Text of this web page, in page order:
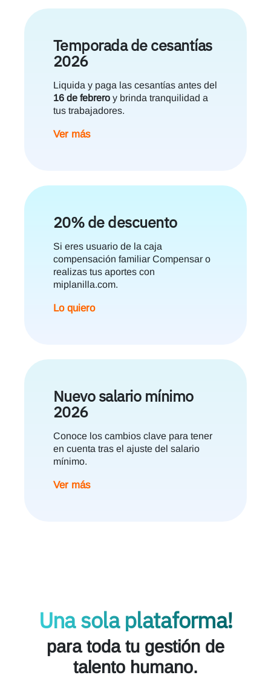
Temporada de cesantías
2026
Liquida y paga las cesantías antes del
16 de febrero y brinda tranquilidad a
tus trabajadores.
Ver más
20% de descuento
Si eres usuario de la caja
compensación familiar Compensar o
realizas tus aportes con
miplanilla.com.
Lo quiero
Nuevo salario mínimo
2026
Conoce los cambios clave para tener
en cuenta tras el ajuste del salario
mínimo.
Ver más
Una sola plataforma!
para toda tu gestión de
talento humano.